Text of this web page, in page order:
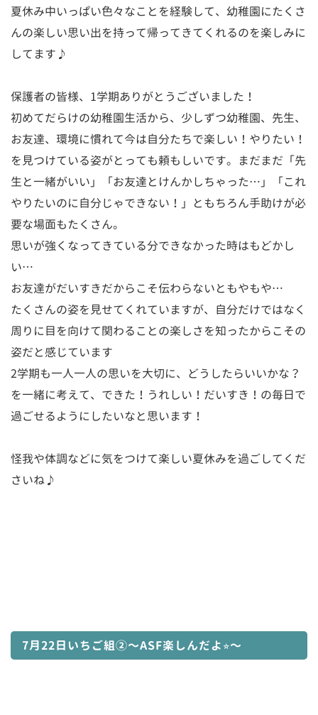
夏休み中いっぱい色々なことを経験して、幼稚園にたくさ
んの楽しい思い出を持って帰ってきてくれるのを楽しみに
してます♪
保護者の皆様、1学期ありがとうございました！
初めてだらけの幼稚園生活から、少しずつ幼稚園、先生、
お友達、環境に慣れて今は自分たちで楽しい！やりたい！
を見つけている姿がとっても頼もしいです。まだまだ「先
生と一緒がいい」「お友達とけんかしちゃった…」「これ
やりたいのに自分じゃできない！」ともちろん手助けが必
要な場面もたくさん。
思いが強くなってきている分できなかった時はもどかし
い…
お友達がだいすきだからこそ伝わらないともやもや…
たくさんの姿を見せてくれていますが、自分だけではなく
周りに目を向けて関わることの楽しさを知ったからこその
姿だと感じています
2学期も一人一人の思いを大切に、どうしたらいいかな？
を一緒に考えて、できた！うれしい！だいすき！の毎日で
過ごせるようにしたいなと思います！
怪我や体調などに気をつけて楽しい夏休みを過ごしてくだ
さいね♪
7月22日いちご組②〜ASF楽しんだよ⭐︎〜